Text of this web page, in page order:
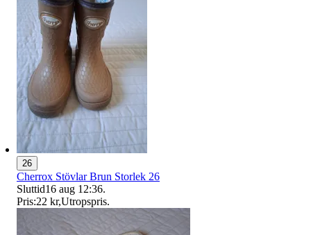
26
Cherrox Stövlar Brun Storlek 26
Sluttid16 aug 12:36.
Pris:22 kr,Utropspris.